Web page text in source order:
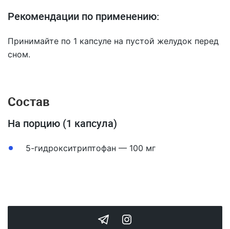
Рекомендации по применению:
Принимайте по 1 капсуле на пустой желудок перед
сном.
Состав
На порцию (1 капсула)
5-гидрокситриптофан — 100 мг